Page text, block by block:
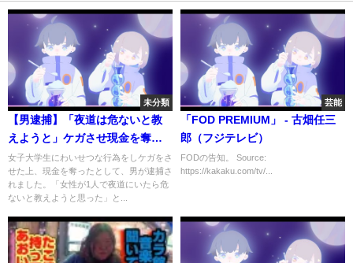
未分類
【男逮捕】「夜道は危ないと教
えようと」ケガさせ現金を奪っ
たか
女子大学生にわいせつな行為をしケガをさ
せた上、現金を奪ったとして、男が逮捕さ
れました。「女性が1人で夜道にいたら危
ないと教えようと思った」と...
芸能
「FOD PREMIUM」 - 古畑任三
郎（フジテレビ）
FODの告知。 Source:
https://kakaku.com/tv/...